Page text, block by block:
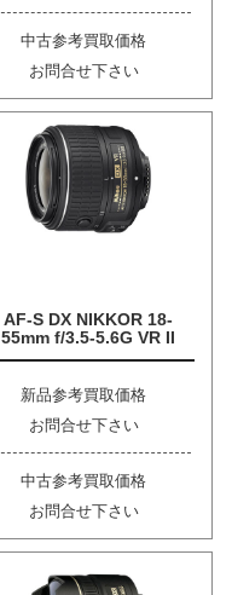
中古参考買取価格
お問合せ下さい
AF-S DX NIKKOR 18-
55mm f/3.5-5.6G VR II
新品参考買取価格
お問合せ下さい
中古参考買取価格
お問合せ下さい